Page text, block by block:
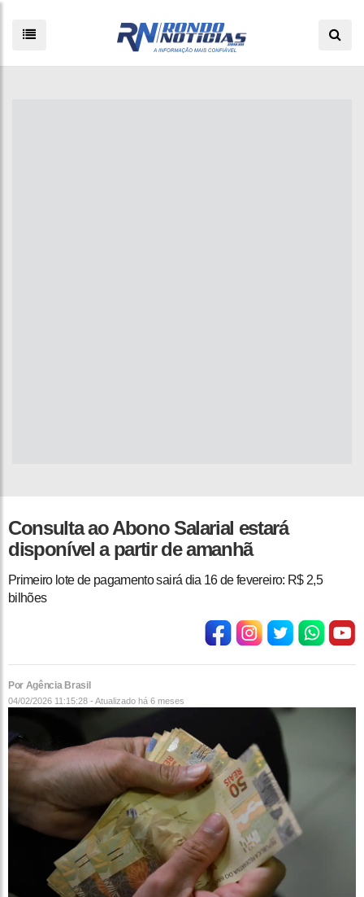
Consulta ao Abono Salarial estará
disponível a partir de amanhã
Primeiro lote de pagamento sairá dia 16 de fevereiro: R$ 2,5
bilhões
Por Agência Brasil
04/02/2026 11:15:28 - Atualizado há 6 meses